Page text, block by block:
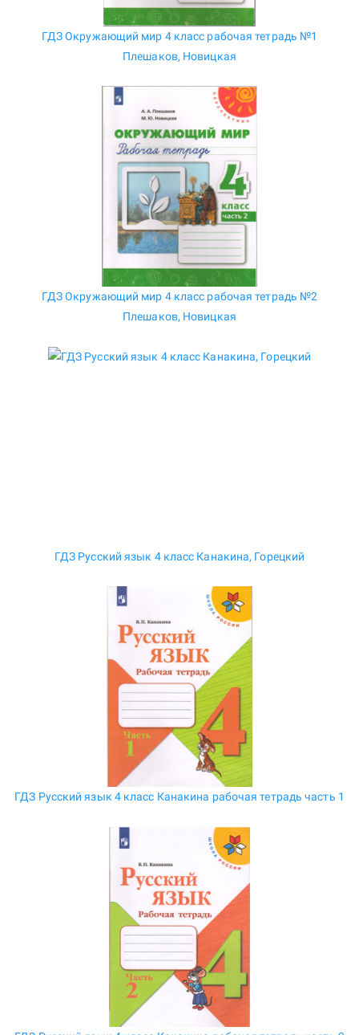
ГДЗ Окружающий мир 4 класс рабочая тетрадь №1
Плешаков, Новицкая
ГДЗ Окружающий мир 4 класс рабочая тетрадь №2
Плешаков, Новицкая
ГДЗ Русский язык 4 класс Канакина, Горецкий
ГДЗ Русский язык 4 класс Канакина рабочая тетрадь часть 1